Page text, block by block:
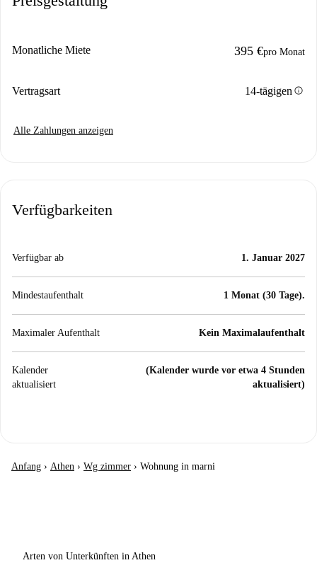
Monatliche Miete 395 €pro Monat
Vertragsart 14-tägigen info
Alle Zahlungen anzeigen
Verfügbarkeiten
Verfügbar ab 1. Januar 2027
Mindestaufenthalt 1 Monat (30 Tage).
Maximaler Aufenthalt Kein Maximalaufenthalt
Kalender
aktualisiert
(Kalender wurde vor etwa 4 Stunden
aktualisiert)
Anfang › Athen › Wg zimmer › Wohnung in marni
Arten von Unterkünften in Athen